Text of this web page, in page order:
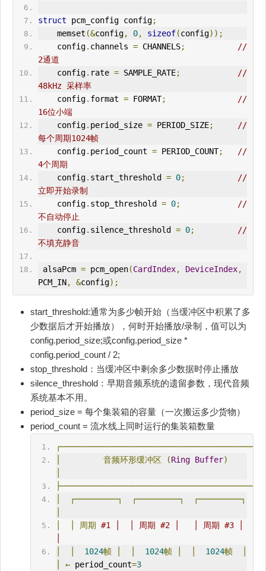
struct pcm_config config;
    memset
(&config, 0, sizeof(config));
    config
. channels = CHANNELS;
//
2通道
    config
. rate = SAMPLE_RATE;
//
48kHz 采样率
    config
. format = FORMAT;
//
16位小端
    config
. period_size = PERIOD_SIZE;
//
每个周期1024帧
    config
. period_count = PERIOD_COUNT;
//
4个周期
    config
. start_threshold = 0;
//
立即开始录制
    config
. stop_threshold = 0;
//
不自动停止
    config
. silence_threshold = 0;
//
不填充静音
alsaPcm = pcm_open(CardIndex, DeviceIndex,
PCM_IN, &config);
start_threshold:通常为多少帧开始（当缓冲区中积累了多
少数据后才开始播放），何时开始播放/录制，值可以为
config.period_size;或config.period_size *
config.period_count / 2;
stop_threshold：当缓冲区中剩余多少数据时停止播放
silence_threshold：早期音频系统的遗留参数，现代音频
系统基本不用。
period_size = 每个集装箱的容量（一次搬运多少货物）
period_count = 流水线上同时运行的集装箱数量
┌─────────────────────────────────────────┐
音频环形缓冲区 (Ring Buffer)
├─────────────────────────────────────────┤
┌─────────┐ ┌─────────┐
┌─────────┐
周期 #1 │  │ 周期 #2 │   │ 周期 #3 │
1024帧 1024帧 1024帧
← period_count=3